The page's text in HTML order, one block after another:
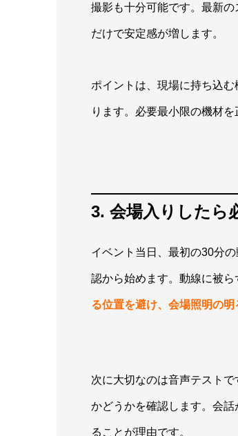
撮影も十分可能です。最新
だけで安定感が増します。
ポイントは、現場に持ち込
ります。必要最小限の機材
3. 会場入りしたら
イベント当日、最初の30分
認から始めます。動線に被ら
る位置を避け、会場照明の明
次に大切なのは音声テスト
かどうかを確認します。会
ることが理由です。